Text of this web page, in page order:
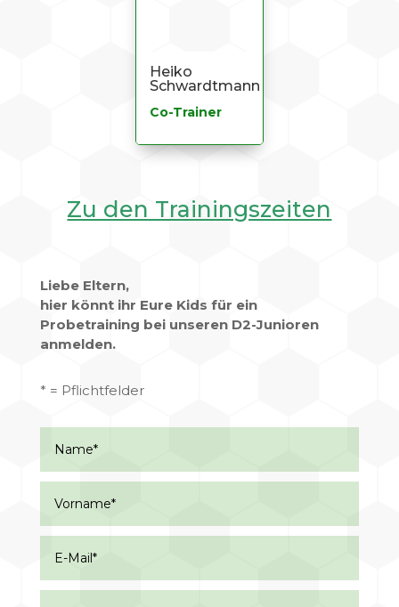
Heiko
Schwardtmann
Co-Trainer
Zu den Trainingszeiten
Liebe Eltern,
hier könnt ihr Eure Kids für ein
Probetraining bei unseren D2-Junioren
anmelden.
* = Pflichtfelder